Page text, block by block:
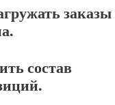
заказы
состав